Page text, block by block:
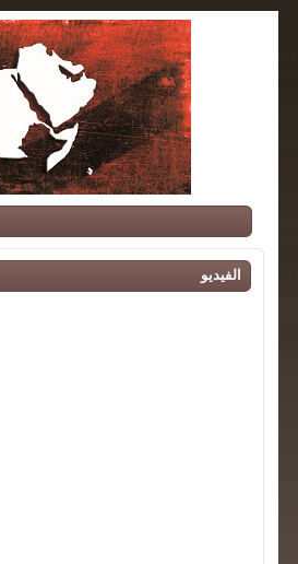
الفيديو